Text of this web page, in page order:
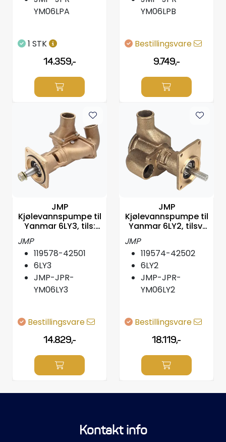
YM06LPA
1 STK
14.359,-
YM06LPB
Bestillingsvare
9.749,-
JMP
Kjølevannspumpe til
Yanmar 6LY3, tils:
119578-42501 mfl
JMP
119578-42501
6LY3
JMP-JPR-
YM06LY3
Bestillingsvare
14.829,-
JMP
Kjølevannspumpe til
Yanmar 6LY2, tilsv:
119574-42502 mfl
JMP
119574-42502
6LY2
JMP-JPR-
YM06LY2
Bestillingsvare
18.119,-
Kontakt info